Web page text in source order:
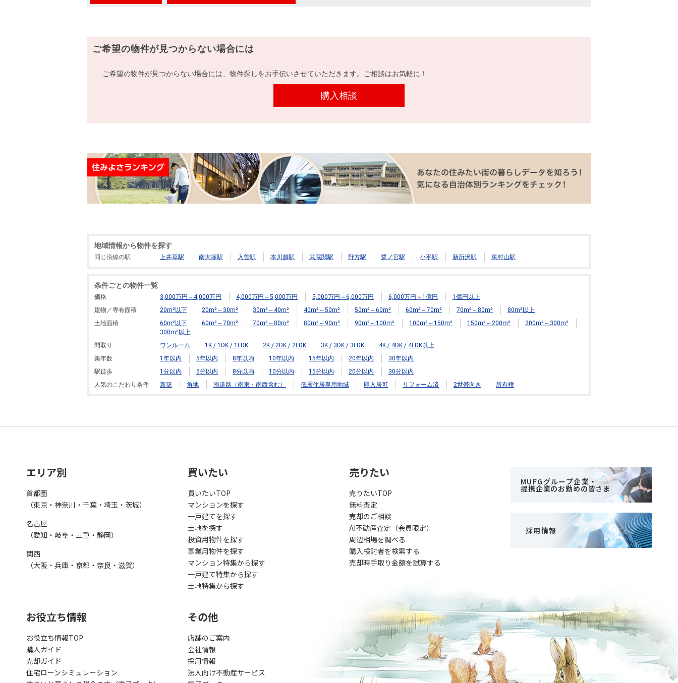
ご希望の物件が見つからない場合には
ご希望の物件が見つからない場合には、物件探しをお手伝いさせていただきます。ご相談はお気軽に！
購入相談
地域情報から物件を探す
同じ沿線の駅 上井草駅 南大塚駅 入曽駅 本川越駅 武蔵関駅 野方駅 鷺ノ宮駅 小平駅 新所沢駅 東村山駅
条件ごとの物件一覧
価格 3,000万円～4,000万円 4,000万円～5,000万円 5,000万円～6,000万円 6,000万円～1億円
1億円以上
建物／専有面積
20m²以下 20m²～30m² 30m²～40m² 40m²～50m² 50m²～60m² 60m²～70m² 70m²～80m²
80m²以上
土地面積
60m²以下 60m²～70m² 70m²～80m² 80m²～90m² 90m²～100m² 100m²～150m² 150m²～200m²
200m²～300m²
300m²以上
間取り
ワンルーム 1K / 1DK / 1LDK 2K / 2DK / 2LDK 3K / 3DK / 3LDK
4K / 4DK / 4LDK以上
築年数
1年以内 5年以内 8年以内 10年以内 15年以内 20年以内
30年以内
駅徒歩
1分以内 5分以内 8分以内 10分以内 15分以内 20分以内
30分以内
人気のこだわり条件
新築 角地 南道路（南東・南西含む） 低層住居専用地域 即入居可 リフォーム済 2世帯向き 所有権
エリア別
首都圏
（東京・神奈川・千葉・埼玉・茨城）
名古屋
（愛知・岐阜・三重・静岡）
関西
（大阪・兵庫・京都・奈良・滋賀）
買いたい
買いたいTOP
マンションを探す
一戸建てを探す
土地を探す
投資用物件を探す
事業用物件を探す
マンション特集から探す
一戸建て特集から探す
土地特集から探す
売りたい
売りたいTOP
無料査定
売却のご相談
AI不動産査定（会員限定）
周辺相場を調べる
購入検討者を検索する
売却時手取り金額を試算する
MUFGグループ企業・
提携企業のお勤めの皆さま
採用情報
お役立ち情報
お役立ち情報TOP
購入ガイド
売却ガイド
住宅ローンシミュレーション
その他
店舗のご案内
会社情報
採用情報
法人向け不動産サービス